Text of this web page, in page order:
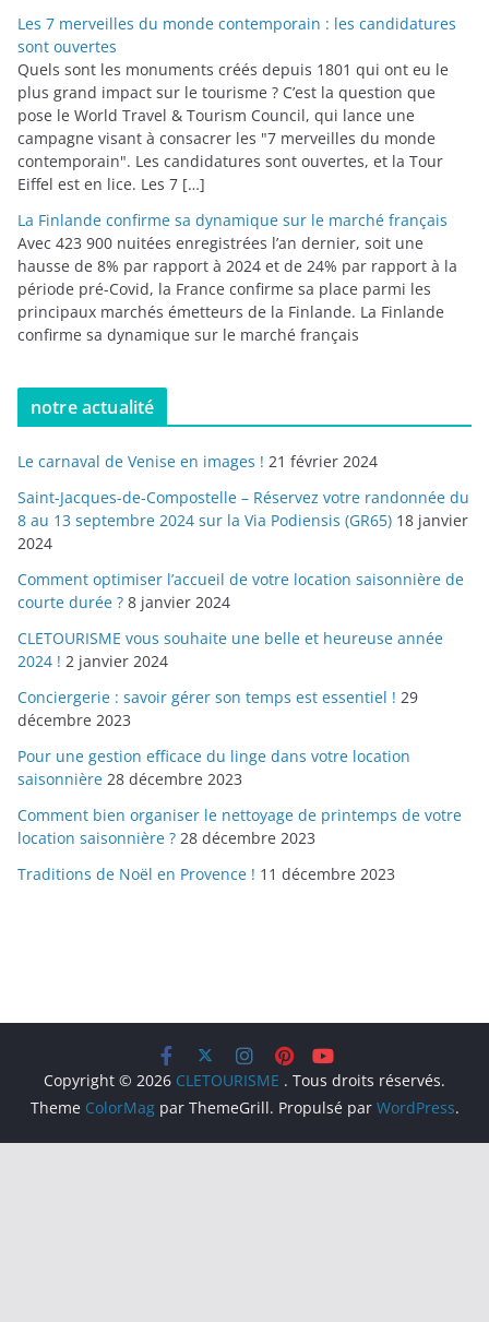
Les 7 merveilles du monde contemporain : les candidatures
sont ouvertes
Quels sont les monuments créés depuis 1801 qui ont eu le
plus grand impact sur le tourisme ? C’est la question que
pose le World Travel & Tourism Council, qui lance une
campagne visant à consacrer les "7 merveilles du monde
contemporain". Les candidatures sont ouvertes, et la Tour
Eiffel est en lice. Les 7 […]
La Finlande confirme sa dynamique sur le marché français
Avec 423 900 nuitées enregistrées l’an dernier, soit une
hausse de 8% par rapport à 2024 et de 24% par rapport à la
période pré-Covid, la France confirme sa place parmi les
principaux marchés émetteurs de la Finlande. La Finlande
confirme sa dynamique sur le marché français
notre actualité
Le carnaval de Venise en images ! 21 février 2024
Saint-Jacques-de-Compostelle – Réservez votre randonnée du
8 au 13 septembre 2024 sur la Via Podiensis (GR65) 18 janvier
2024
Comment optimiser l’accueil de votre location saisonnière de
courte durée ? 8 janvier 2024
CLETOURISME vous souhaite une belle et heureuse année
2024 ! 2 janvier 2024
Conciergerie : savoir gérer son temps est essentiel ! 29
décembre 2023
Pour une gestion efficace du linge dans votre location
saisonnière 28 décembre 2023
Comment bien organiser le nettoyage de printemps de votre
location saisonnière ? 28 décembre 2023
Traditions de Noël en Provence ! 11 décembre 2023
Copyright © 2026 CLETOURISME . Tous droits réservés.
Theme ColorMagpar ThemeGrill. Propulsé par WordPress.